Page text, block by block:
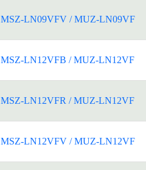
MSZ-LN09VFV / MUZ-LN09VF
MSZ-LN12VFB / MUZ-LN12VF
MSZ-LN12VFR / MUZ-LN12VF
MSZ-LN12VFV / MUZ-LN12VF